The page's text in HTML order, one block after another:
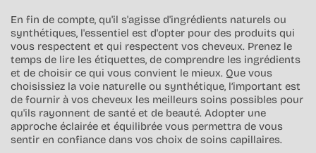
En fin de compte, qu'il s'agisse d'ingrédients naturels ou
synthétiques, l'essentiel est d'opter pour des produits qui
vous respectent et qui respectent vos cheveux. Prenez le
temps de lire les étiquettes, de comprendre les ingrédients
et de choisir ce qui vous convient le mieux. Que vous
choisissiez la voie naturelle ou synthétique, l’important est
de fournir à vos cheveux les meilleurs soins possibles pour
qu'ils rayonnent de santé et de beauté. Adopter une
approche éclairée et équilibrée vous permettra de vous
sentir en confiance dans vos choix de soins capillaires.